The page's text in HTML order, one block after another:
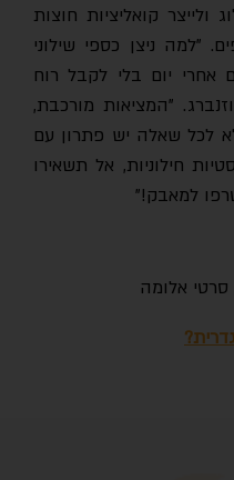
קואליציות חוצות
ניצן כספי שילוני
יום בלי לקבל רוח
"המציאות מורכבת,
שאלה יש פתרון עם
חילוניות, אל תשאירו
למאבק!"
אלומה